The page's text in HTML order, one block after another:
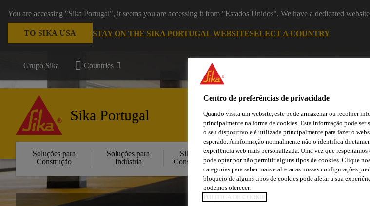
You are accessing "Sika Portugal", it seems you are accessing it from "Estados Unidos". We have a dedicated
TO SIKA USA STAY ON THE SIKA PORTUGAL WEBSITESELECT A COUNTRY
Grupo Sika Countries
Sika Portugal
Soluções para
Construção
Soluções para
Indústria
Sika
Consigo
Cidade
Sika
Lojas /
Aplicadores Sika
Centro de preferências de privacidade
Quando visita um website, este pode armazenar ou recolher
principalmente na forma de cookies. Esta informação pode ser
o seu dispositivo e é utilizada principalmente para fazer o
esperado. A informação normalmente não o identifica
experiência web mais personalizada. Uma vez que
pode optar por não permitir alguns tipos de cookies. Clique
categorias para saber mais e alterar as nossas configurações
bloqueio de alguns tipos de cookies pode afetar a sua
podemos oferecer.
POLÍTICA DE COOKIE